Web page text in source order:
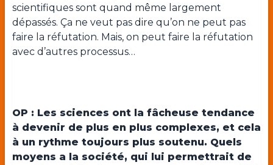
scientifiques sont quand même largement
dépassés. Ça ne veut pas dire qu’on ne peut pas
faire la réfutation. Mais, on peut faire la réfutation
avec d’autres processus…
OP : Les sciences ont la fâcheuse tendance
à devenir de plus en plus complexes, et cela
à un rythme toujours plus soutenu. Quels
moyens a la société, qui lui permettrait de